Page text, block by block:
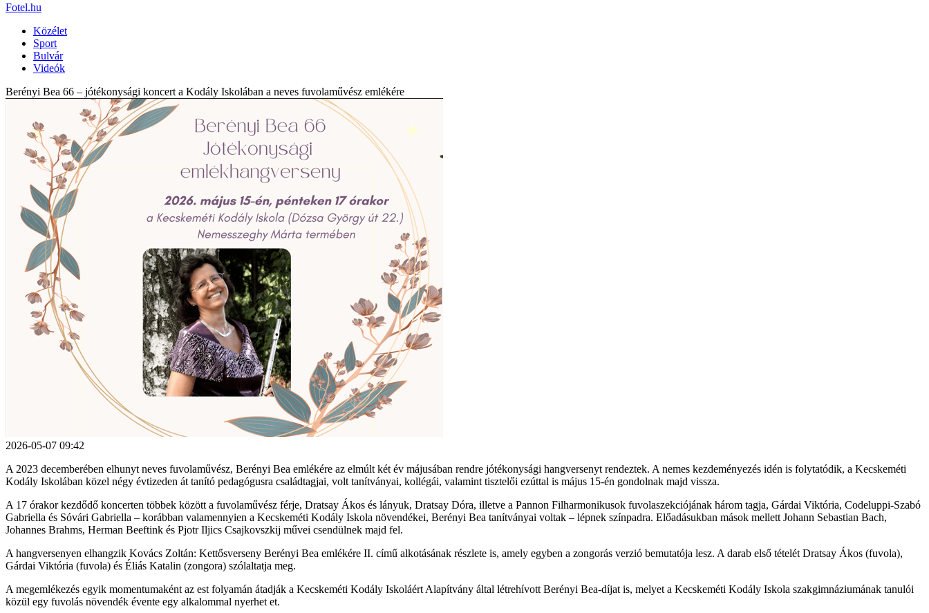
Fotel.hu
Közélet
Sport
Bulvár
Videók
Berényi Bea 66 – jótékonysági koncert a Kodály Iskolában a neves fuvolaművész emlékére
2026-05-07 09:42
A 2023 decemberében elhunyt neves fuvolaművész, Berényi Bea emlékére az elmúlt két év májusában rendre jótékonysági hangversenyt rendeztek. A nemes kezdeményezés idén is folytatódik, a Kecskeméti
Kodály Iskolában közel négy évtizeden át tanító pedagógusra családtagjai, volt tanítványai, kollégái, valamint tisztelői ezúttal is május 15-én gondolnak majd vissza.
A 17 órakor kezdődő koncerten többek között a fuvolaművész férje, Dratsay Ákos és lányuk, Dratsay Dóra, illetve a Pannon Filharmonikusok fuvolaszekciójának három tagja, Gárdai Viktória, Codeluppi-Szabó
Gabriella és Sóvári Gabriella – korábban valamennyien a Kecskeméti Kodály Iskola növendékei, Berényi Bea tanítványai voltak – lépnek színpadra. Előadásukban mások mellett Johann Sebastian Bach,
Johannes Brahms, Herman Beeftink és Pjotr Iljics Csajkovszkij művei csendülnek majd fel.
A hangversenyen elhangzik Kovács Zoltán: Kettősverseny Berényi Bea emlékére II. című alkotásának részlete is, amely egyben a zongorás verzió bemutatója lesz. A darab első tételét Dratsay Ákos (fuvola),
Gárdai Viktória (fuvola) és Éliás Katalin (zongora) szólaltatja meg.
A megemlékezés egyik momentumaként az est folyamán átadják a Kecskeméti Kodály Iskoláért Alapítvány által létrehívott Berényi Bea-díjat is, melyet a Kecskeméti Kodály Iskola szakgimnáziumának tanulói
közül egy fuvolás növendék évente egy alkalommal nyerhet et.